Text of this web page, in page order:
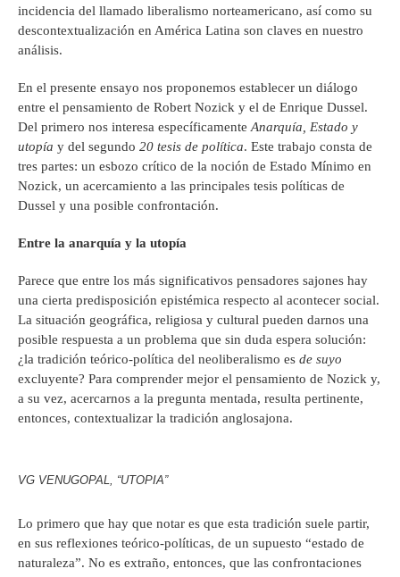
incidencia del llamado liberalismo norteamericano, así como su
descontextualización en América Latina son claves en nuestro
análisis.
En el presente ensayo nos proponemos establecer un diálogo
entre el pensamiento de Robert Nozick y el de Enrique Dussel.
Del primero nos interesa específicamenteAnarquía, Estado y
utopía y del segundo 20 tesis de política. Este trabajo consta de
tres partes: un esbozo crítico de la noción de Estado Mínimo en
Nozick, un acercamiento a las principales tesis políticas de
Dussel y una posible confrontación.
Entre la anarquía y la utopía
Parece que entre los más significativos pensadores sajones hay
una cierta predisposición epistémica respecto al acontecer social.
La situación geográfica, religiosa y cultural pueden darnos una
posible respuesta a un problema que sin duda espera solución:
¿la tradición teórico-política del neoliberalismo es de suyo
excluyente? Para comprender mejor el pensamiento de Nozick y,
a su vez, acercarnos a la pregunta mentada, resulta pertinente,
entonces, contextualizar la tradición anglosajona.
VG VENUGOPAL, “UTOPIA”
Lo primero que hay que notar es que esta tradición suele partir,
en sus reflexiones teórico-políticas, de un supuesto “estado de
naturaleza”. No es extraño, entonces, que las confrontaciones